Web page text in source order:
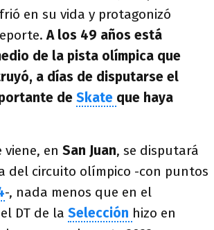
en su vida y protagonizó
A los 49 años está
de la pista olímpica que
a días de disputarse el
de Skate que haya
viene, en San Juan, se disputará
del circuito olímpico -con puntos
-, nada menos que en el
DT de la Selección hizo en